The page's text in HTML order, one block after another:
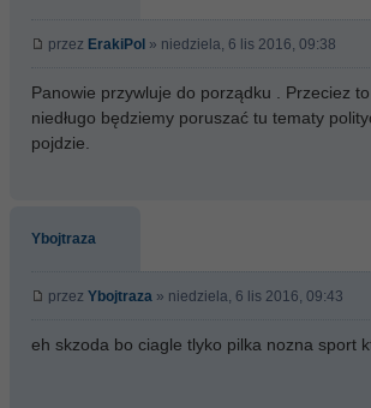
przez ErakiPol » niedziela, 6 lis 2016, 09:38
Panowie przywluje do porządku . Przeciez to
niedługo będziemy poruszać tu tematy
pojdzie.
Ybojtraza
przez Ybojtraza » niedziela, 6 lis 2016, 09:43
eh skzoda bo ciagle tlyko pilka nozna sport